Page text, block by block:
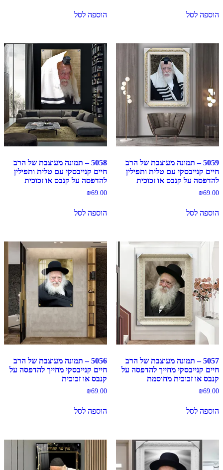
הוספה לסל הוספה לסל
5059 – תמונה מעוצבת של הרב
חיים קנייבסקי עם טלית ותפילין
להדפסה על קנבס או זכוכית
₪69.00
הוספה לסל
5058 – תמונה מעוצבת של הרב
חיים קנייבסקי עם טלית ותפילין
להדפסה על קנבס או זכוכית
₪69.00
הוספה לסל
5057 – תמונה מעוצבת של הרב
חיים קנייבסקי מחייך להדפסה על
קנבס או זכוכית מחוסמת
₪69.00
הוספה לסל
5056 – תמונה מעוצבת של הרב
חיים קנייבסקי מחייך להדפסה על
קנבס או זכוכית
₪69.00
הוספה לסל